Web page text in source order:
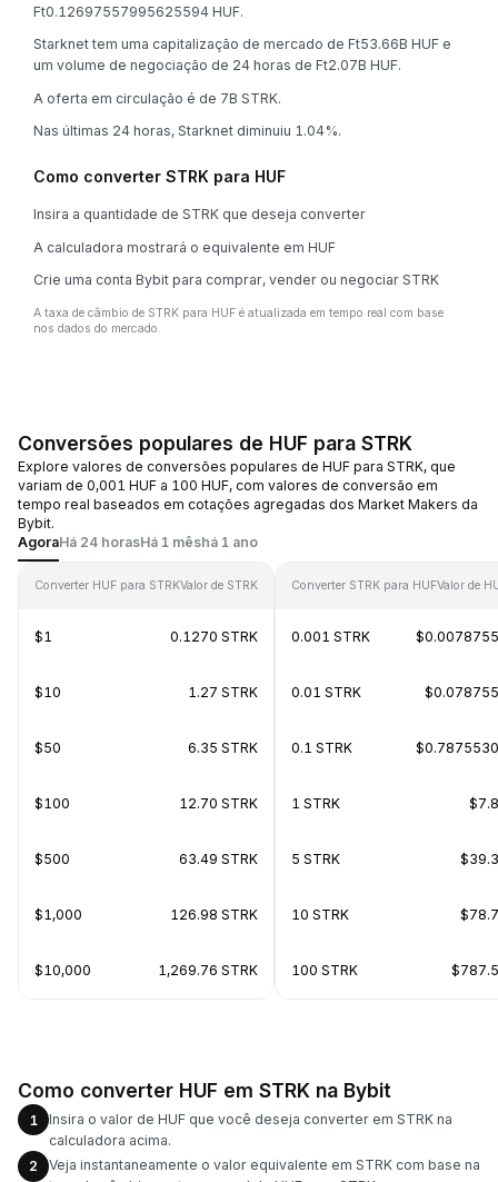
Ft0.12697557995625594 HUF.
Starknet tem uma capitalização de mercado de Ft53.66B HUF e
um volume de negociação de 24 horas de Ft2.07B HUF.
A oferta em circulação é de 7B STRK.
Nas últimas 24 horas, Starknet diminuiu 1.04%.
Como converter STRK para HUF
Insira a quantidade de STRK que deseja converter
A calculadora mostrará o equivalente em HUF
Crie uma conta Bybit para comprar, vender ou negociar STRK
A taxa de câmbio de STRK para HUF é atualizada em tempo real com base
nos dados do mercado.
Conversões populares de HUF para STRK
Explore valores de conversões populares de HUF para STRK, que
variam de 0,001 HUF a 100 HUF, com valores de conversão em
tempo real baseados em cotações agregadas dos Market Makers da
Bybit.
AgoraHá 24 horasHá 1 mêshá 1 ano
Converter HUF para STRKValor de STRK
$1 0.1270 STRK
$10 1.27 STRK
$50 6.35 STRK
$100 12.70 STRK
$500 63.49 STRK
$1,000 126.98 STRK
$10,000 1,269.76 STRK
Converter STRK para HUFValor de
0.001 STRK
0.01 STRK
0.1 STRK
1 STRK
5 STRK
10 STRK
100 STRK
Como converter HUF em STRK na Bybit
1
Insira o valor de HUF que você deseja converter em STRK na
calculadora acima.
2
Veja instantaneamente o valor equivalente em STRK com base na